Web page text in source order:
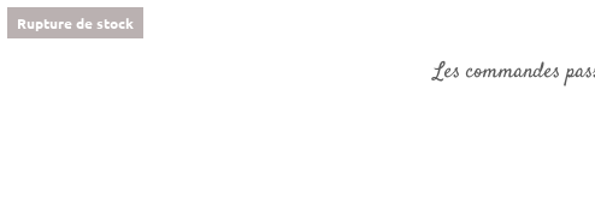
Les commandes
Rupture de stock